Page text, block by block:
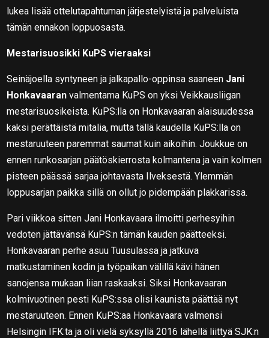
lukea lisää ottelutapahtuman järjestelyistä ja palveluista
tämän ennakon loppuosasta.
Mestarisuosikki KuPS vieraaksi
Seinäjoella syntyneen ja jalkapallo-oppinsa saaneen Jani
Honkavaaran valmentama KuPS on yksi Veikkausliigan
mestarisuosikeista. KuPS:lla on Honkavaaran alaisuudessa
kaksi perättäistä mitalia, mutta tällä kaudella KuPS:lla on
mestaruuteen paremmat saumat kuin aikoihin. Joukkue on
ennen runkosarjan päätöskierrosta kolmantena ja vain kolmen
pisteen päässä sarjaa johtavasta Ilveksestä. Ylemmän
loppusarjan paikka sillä on ollut jo pidempään plakkarissa.
Pari viikkoa sitten Jani Honkavaara ilmoitti perhesyihin
vedoten jättävänsä KuPS:n tämän kauden päätteeksi.
Honkavaaran perhe asuu Tuusulassa ja jatkuva
matkustaminen kodin ja työpaikan välillä kävi hänen
sanojensa mukaan liian raskaaksi. Siksi Honkavaaran
kolmivuotinen pesti KuPS:ssa olisi kaunista päättää nyt
mestaruuteen. Ennen KuPS:aa Honkavaara valmensi
Helsingin IFK:ta ja oli vielä syksyllä 2016 lähellä liittyä SJK:n